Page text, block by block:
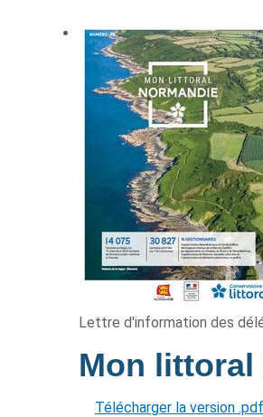
Lettre d'information des
Mon littoral
Télécharger la version .pdf